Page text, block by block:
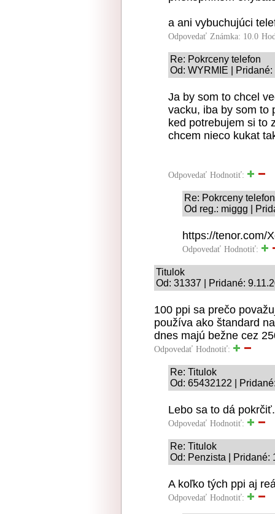
a ani vybuchujúci
Odpovedať Známka: 10.0
Re: Pokrceny telefon
Od: WYRMIE |
Ja by som to chcel
vacku, iba by som to
ked potrebujem si to
chcem nieco kukat
Odpovedať Hodnotiť:
Re: Pokrceny telefon
Od reg.: miggg |
https://tenor.com/
Odpovedať Hodnotiť:
Titulok
Od: 31337 | Pridané:
100 ppi sa prečo
používa ako štandard
dnes majú bežne cez
Odpovedať Hodnotiť:
Re: Titulok
Od: 65432122 |
Lebo sa to dá pokrčiť.
Odpovedať Hodnotiť:
Re: Titulok
Od: Penzista | Pridané:
A koľko tých ppi aj
Odpovedať Hodnotiť: